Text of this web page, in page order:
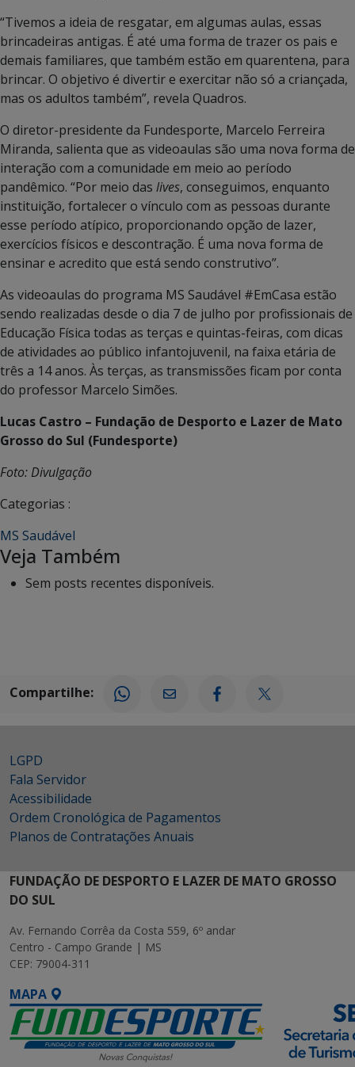
“Tivemos a ideia de resgatar, em algumas aulas, essas
brincadeiras antigas. É até uma forma de trazer os pais e
demais familiares, que também estão em quarentena, para
brincar. O objetivo é divertir e exercitar não só a criançada,
mas os adultos também”, revela Quadros.
O diretor-presidente da Fundesporte, Marcelo Ferreira
Miranda, salienta que as videoaulas são uma nova forma de
interação com a comunidade em meio ao período
pandêmico. “Por meio das lives, conseguimos, enquanto
instituição, fortalecer o vínculo com as pessoas durante
esse período atípico, proporcionando opção de lazer,
exercícios físicos e descontração. É uma nova forma de
ensinar e acredito que está sendo construtivo”.
As videoaulas do programa MS Saudável #EmCasa estão
sendo realizadas desde o dia 7 de julho por profissionais de
Educação Física todas as terças e quintas-feiras, com dicas
de atividades ao público infantojuvenil, na faixa etária de
três a 14 anos. Às terças, as transmissões ficam por conta
do professor Marcelo Simões.
Lucas Castro – Fundação de Desporto e Lazer de Mato
Grosso do Sul (Fundesporte)
Foto: Divulgação
Categorias :
MS Saudável
Veja Também
Sem posts recentes disponíveis.
Compartilhe:
LGPD
Fala Servidor
Acessibilidade
Ordem Cronológica de Pagamentos
Planos de Contratações Anuais
FUNDAÇÃO DE DESPORTO E LAZER DE MATO GROSSO
DO SUL
Av. Fernando Corrêa da Costa 559, 6º andar
Centro - Campo Grande | MS
CEP: 79004-311
MAPA